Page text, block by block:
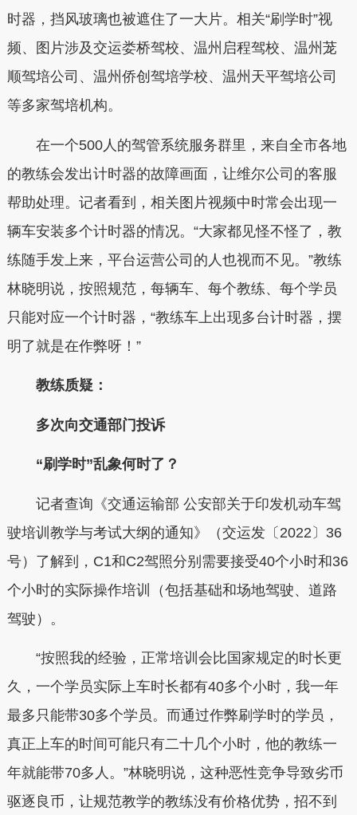
时器，挡风玻璃也被遮住了一大片。相关“刷学时”视
频、图片涉及交运娄桥驾校、温州启程驾校、温州茏
顺驾培公司、温州侨创驾培学校、温州天平驾培公司
等多家驾培机构。
在一个500人的驾管系统服务群里，来自全市各地
的教练会发出计时器的故障画面，让维尔公司的客服
帮助处理。记者看到，相关图片视频中时常会出现一
辆车安装多个计时器的情况。“大家都见怪不怪了，教
练随手发上来，平台运营公司的人也视而不见。”教练
林晓明说，按照规范，每辆车、每个教练、每个学员
只能对应一个计时器，“教练车上出现多台计时器，摆
明了就是在作弊呀！”
教练质疑：
多次向交通部门投诉
“刷学时”乱象何时了？
记者查询《交通运输部 公安部关于印发机动车驾
驶培训教学与考试大纲的通知》（交运发〔2022〕36
号）了解到，C1和C2驾照分别需要接受40个小时和36
个小时的实际操作培训（包括基础和场地驾驶、道路
驾驶）。
“按照我的经验，正常培训会比国家规定的时长更
久，一个学员实际上车时长都有40多个小时，我一年
最多只能带30多个学员。而通过作弊刷学时的学员，
真正上车的时间可能只有二十几个小时，他的教练一
年就能带70多人。”林晓明说，这种恶性竞争导致劣币
驱逐良币，让规范教学的教练没有价格优势，招不到